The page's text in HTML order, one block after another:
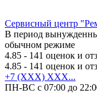
Сервисный центр
В период
обычном режиме
4.85 - 141 оценок и
4.85 - 141 оценок и
+7 (XXX) XXX...
ПН-ВС с 07:00 до